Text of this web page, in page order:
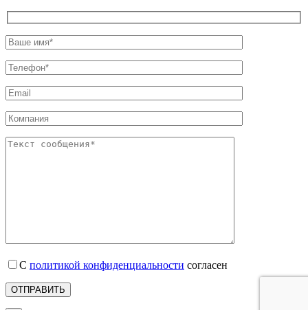
С политикой конфиденциальности согласен